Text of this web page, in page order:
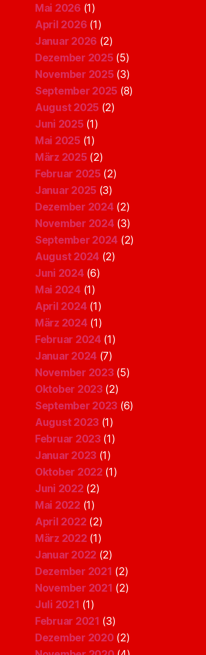
Mai 2026 (1)
April 2026 (1)
Januar 2026 (2)
Dezember 2025 (5)
November 2025 (3)
September 2025 (8)
August 2025 (2)
Juni 2025 (1)
Mai 2025 (1)
März 2025 (2)
Februar 2025 (2)
Januar 2025 (3)
Dezember 2024 (2)
November 2024 (3)
September 2024 (2)
August 2024 (2)
Juni 2024 (6)
Mai 2024 (1)
April 2024 (1)
März 2024 (1)
Februar 2024 (1)
Januar 2024 (7)
November 2023 (5)
Oktober 2023 (2)
September 2023 (6)
August 2023 (1)
Februar 2023 (1)
Januar 2023 (1)
Oktober 2022 (1)
Juni 2022 (2)
Mai 2022 (1)
April 2022 (2)
März 2022 (1)
Januar 2022 (2)
Dezember 2021 (2)
November 2021 (2)
Juli 2021 (1)
Februar 2021 (3)
Dezember 2020 (2)